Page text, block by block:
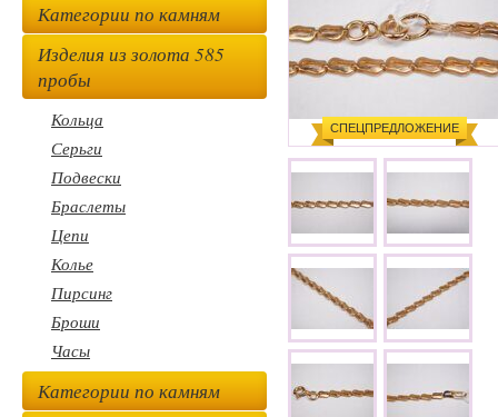
СПЕЦПРЕДЛОЖЕНИЕ
Категории по камням
Изделия из золота 585
пробы
Кольца
Серьги
Подвески
Браслеты
Цепи
Колье
Пирсинг
Броши
Часы
Категории по камням